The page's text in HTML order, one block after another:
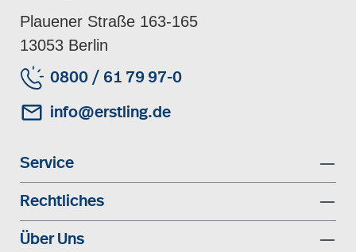
Plauener Straße 163-165
13053 Berlin
0800 / 61 79 97-0
info@erstling.de
Service
Rechtliches
Über Uns